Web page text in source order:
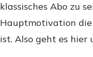
klassisches Abo zu
Hauptmotivation
ist. Also geht es hier